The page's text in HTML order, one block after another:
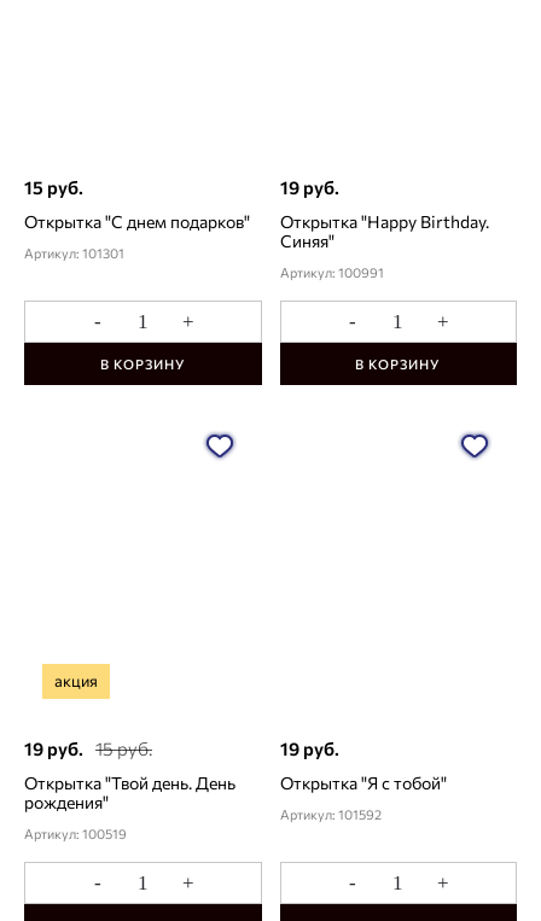
15 руб.
Открытка "С днем подарков"
Артикул: 101301
- +
В КОРЗИНУ
19 руб.
Открытка "Happy Birthday.
Синяя"
Артикул: 100991
- +
В КОРЗИНУ
акция
19 руб. 15 руб.
Открытка "Твой день. День
рождения"
Артикул: 100519
- +
19 руб.
Открытка "Я с тобой"
Артикул: 101592
- +